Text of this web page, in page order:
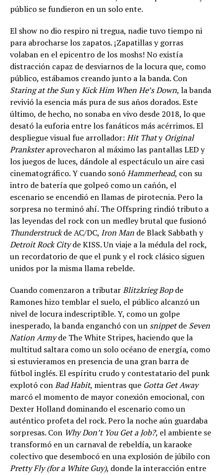
público se fundieron en un solo ente.
El show no dio respiro ni tregua, nadie tuvo tiempo ni
para abrocharse los zapatos. ¡Zapatillas y gorras
volaban en el epicentro de los moshs! No existía
distracción capaz de desviarnos de la locura que, como
público, estábamos creando junto a la banda. Con
Staring at the SunyKick Him When He’s Down, la banda
revivió la esencia más pura de sus años dorados. Este
último, de hecho, no sonaba en vivo desde 2018, lo que
desató la euforia entre los fanáticos más acérrimos. El
despliegue visual fue arrollador: Hit Thaty Original
Pranksteraprovecharon al máximo las pantallas LED y
los juegos de luces, dándole al espectáculo un aire casi
cinematográfico. Y cuando sonóHammerhead, con su
intro de batería que golpeó como un cañón, el
escenario se encendió en llamas de pirotecnia. Pero la
sorpresa no terminó ahí. The Offspring rindió tributo a
las leyendas del rock con un medley brutal que fusionó
Thunderstruckde AC/DC, Iron Man de Black Sabbath y
Detroit Rock Cityde KISS. Un viaje a la médula del rock,
un recordatorio de que el punk y el rock clásico siguen
unidos por la misma llama rebelde.
Cuando comenzaron a tributarBlitzkrieg Bopde
Ramones hizo temblar el suelo, el público alcanzó un
nivel de locura indescriptible. Y, como un golpe
inesperado, la banda enganchó con un snippetde Seven
Nation Armyde The White Stripes, haciendo que la
multitud saltara como un solo océano de energía, como
si estuvieramos en presencia de una gran barra de
fútbol inglés. El espíritu crudo y contestatario del punk
explotó conBad Habit, mientras que Gotta Get Away
marcó el momento de mayor conexión emocional, con
Dexter Holland dominando el escenario como un
auténtico profeta del rock. Pero la noche aún guardaba
sorpresas. Con Why Don’t You Get a Job?, el ambiente se
transformó en un carnaval de rebeldía, un karaoke
colectivo que desembocó en una explosión de júbilo con
Pretty Fly (for a White Guy), donde la interacción entre